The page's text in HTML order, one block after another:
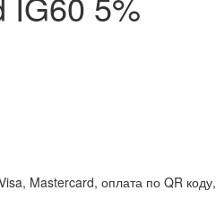
Mastercard, оплата по QR коду,